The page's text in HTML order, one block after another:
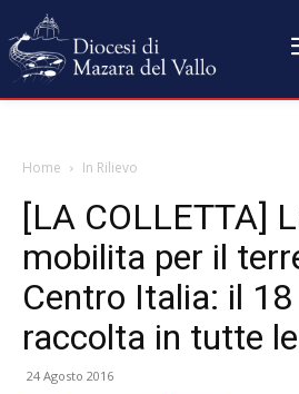
Home In Rilievo
[LA COLLETTA]
mobilita per il
Centro Italia: il
raccolta in tutte
24 Agosto 2016